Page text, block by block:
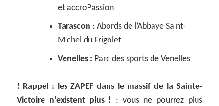
et accroPassion
Tarascon : Abords de l’Abbaye Saint-
Michel du Frigolet
Venelles : Parc des sports de Venelles
! Rappel : les ZAPEF dans le massif de la Sainte-
Victoire n’existent plus ! : vous ne pourrez plus